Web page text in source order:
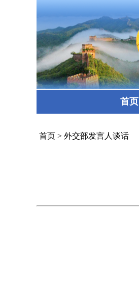
首页
首页 > 外交部发言人谈话